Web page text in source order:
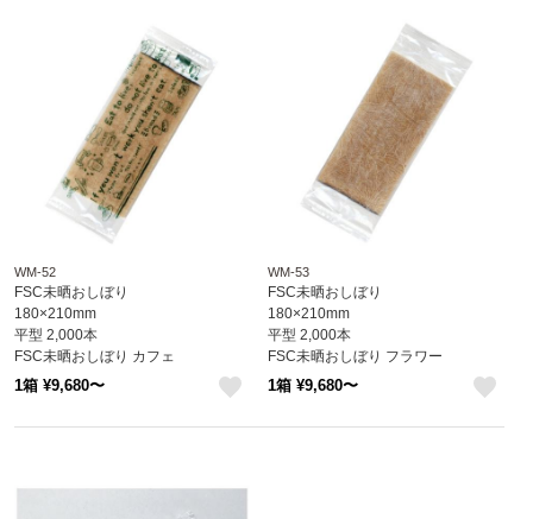
WM-52
FSC未晒おしぼり
180×210mm
平型 2,000本
FSC未晒おしぼり カフェ
※北海道・沖縄・離島 送料別途
1箱 ¥9,680〜
WM-53
FSC未晒おしぼり
180×210mm
平型 2,000本
FSC未晒おしぼり フラワー
※北海道・沖縄・離島 送料別途
1箱 ¥9,680〜